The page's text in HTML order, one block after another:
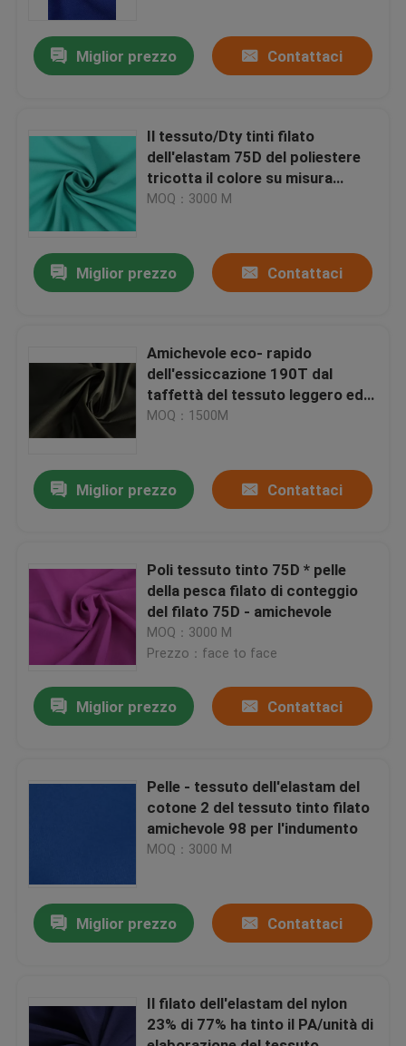
su di noi
Visita della fabbrica
tessuto del taffettà del poliestere
Tessuto del poliestere
Miglior prezzo Contattaci
Il tessuto/Dty tinti filato
dell'elastam 75D del poliestere
tricotta il colore su misura
tessuto 250 GSM
MOQ：3000 M
Miglior prezzo Contattaci
Amichevole eco- rapido
dell'essiccazione 190T dal
taffettà del tessuto leggero ed
elegante del vestito
MOQ：1500M
Miglior prezzo Contattaci
Poli tessuto tinto 75D * pelle
della pesca filato di conteggio
del filato 75D - amichevole
MOQ：3000 M
Prezzo：face to face
Miglior prezzo Contattaci
Pelle - tessuto dell'elastam del
cotone 2 del tessuto tinto filato
amichevole 98 per l'indumento
MOQ：3000 M
Miglior prezzo Contattaci
Il filato dell'elastam del nylon
23% di 77% ha tinto il PA/unità di